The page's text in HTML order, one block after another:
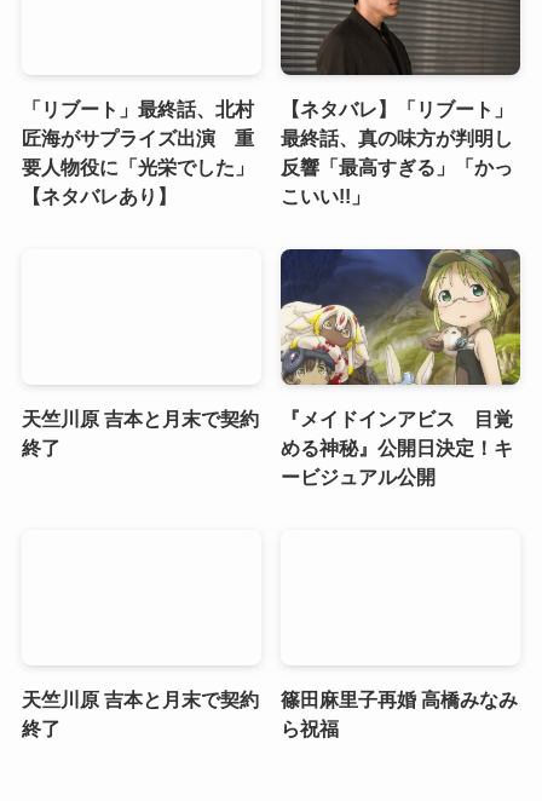
「リブート」最終話、北村
匠海がサプライズ出演 重
要人物役に「光栄でした」
【ネタバレあり】
【ネタバレ】「リブート」
最終話、真の味方が判明し
反響「最高すぎる」「かっ
こいい!!」
天竺川原 吉本と月末で契約
終了
『メイドインアビス 目覚
める神秘』公開日決定！キ
ービジュアル公開
天竺川原 吉本と月末で契約
終了
篠田麻里子再婚 高橋みなみ
ら祝福